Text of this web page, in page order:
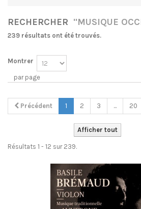
RECHERCHER "MUSIQUE
239 résultats ont été trouvés.
Montrer
par page
Précédent 1 2 3 ... 20
Afficher tout
Résultats 1 - 12 sur 239.